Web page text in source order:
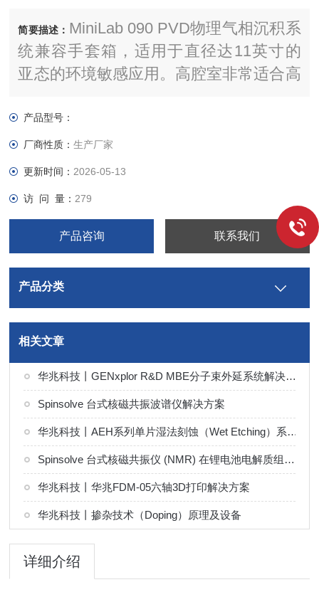
简要描述： MiniLab 090 PVD物理气相沉积系
统兼容手套箱，适用于直径达11英寸的
亚态的环境敏感应用。高腔室非常适合高
产品型号：
厂商性质：生产厂家
更新时间： 2026-05-13
访 问 量： 279
产品咨询 联系我们
产品分类
相关文章
华兆科技丨GENxplor R&D MBE分子束外延系统解决方案
Spinsolve 台式核磁共振波谱仪解决方案
华兆科技丨AEH系列单片湿法刻蚀（Wet Etching）系统解决方案
Spinsolve 台式核磁共振仪 (NMR) 在锂电池电解质组分分析中的应用
华兆科技丨华兆FDM-05六轴3D打印解决方案
华兆科技丨掺杂技术（Doping）原理及设备
详细介绍